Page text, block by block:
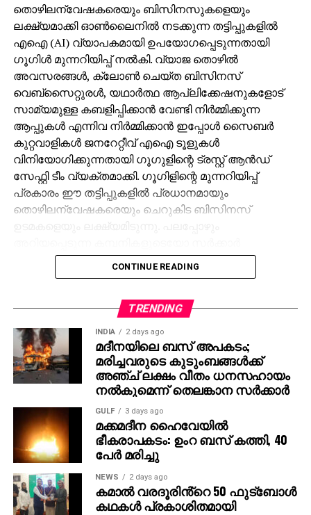
തൊഴിലന്വേഷകരെയും ബിസിനസുകളെയും
ലക്ഷ്യമാക്കി ഓണ്‍ലൈനില്‍ നടക്കുന്ന തട്ടിപ്പുകളില്‍
എഐ (AI) വ്യാപകമായി ഉപയോഗപ്പെടുന്നതായി
ഗൂഗിള്‍ മുന്നറിയിപ്പ് നല്‍കി. വ്യാജ തൊഴില്‍
അവസരങ്ങള്‍, ക്ലോണ്‍ ചെയ്ത ബിസിനസ്
വെബ്‌സൈറ്റുരള്‍, യഥാര്‍ത്ഥ ആപ്ലിക്കേഷനുകളോട്
സാമ്യമുള്ള കബളിപ്പിക്കാന്‍ വേണ്ടി നിര്‍മ്മിക്കുന്ന
ആപ്പുകള്‍ എന്നിവ നിര്‍മ്മിക്കാന്‍ ഇപ്പോള്‍ സൈബര്‍
കുറ്റവാളികള്‍ ജനറേറ്റീവ് എഐ ടൂളുകള്‍
വിനിയോഗിക്കുന്നതായി ഗൂഗുളിന്റെ ട്രസ്റ്റ് ആന്‍ഡ്
സേഫ്റ്റി ടീം വ്യക്തമാക്കി. ഗൂഗിളിന്റെ മുന്നറിയിപ്പ്
പ്രകാരം ഈ തട്ടിപ്പുകളില്‍ പ്രധാനമായും
തൊഴിലന്വേഷകരെയും ചെറുകിട ബിസിനസ്
ഏജന്‍സികളുടെയോ പേരില്‍ വ്യാജ ജോലി
ലിസ്റ്റിംഗുകള്‍ സൃഷ്ടിക്കപ്പെടുന്നു. ഇരകളോട്
പ്രോസസ്സിംഗ് ഫീസ് എന്ന പേരില്‍ പണം അടയ്ക്കാനും
ആവശ്യപ്പെടുന്നതാണ് സാധാരണ രീതി. ചിലര്‍
മാല്‍വെയര്‍ ഇന്‍സ്റ്റാള്‍ ചെയ്യാനോ ഡാറ്റ
മോഷ്ടിക്കാനോ ലക്ഷ്യമിട്ടുള്ള വ്യാജ അഭിമുഖ
സോഫ്റ്റ്‌വെയറുകളും അയക്കുന്നു. ഇത്തരം തട്ടിപ്പുകള്‍
വ്യക്തികള്‍ക്കും സ്ഥാപനങ്ങള്‍ക്കും ഗുരുതരമായ
ഭീഷണിയാണെന്ന് ഗൂഗിള്‍ മുന്നറിയിപ്പ് നല്‍കി.
നിയമാനുസൃത തൊഴിലുടമകള്‍ ഒരിക്കലും സാമ്പത്തിക
വിവരങ്ങളോ പേയ്‌മെന്റെ് ആവശ്യങ്ങളോ
ഉന്നയിക്കില്ലെന്നും ഉപയോക്താക്കള്‍ ഓണ്‍ലൈനില്‍
കൂടുതല്‍ ജാഗ്രത പാലിക്കണമെന്നും ഗൂഗിള്‍
വ്യക്തമാക്കി.
CONTINUE READING
TRENDING
INDIA 2 days ago
മദീനയിലെ ബസ് അപകടം;
മരിച്ചവരുടെ കുടുംബങ്ങള്‍ക്ക്
അഞ്ച് ലക്ഷം വീതം ധനസഹായം
നല്‍കുമെന്ന് തെലങ്കാന സര്‍ക്കാര്‍
GULF 3 days ago
മക്കമദീന ഹൈവേയില്‍
ഭീകരാപകടം: ഉംറ ബസ് കത്തി, 40
പേര്‍ മരിച്ചു
NEWS 2 days ago
കമാൽ വരദൂരിൻ്റെ 50 ഫുട്ബോൾ
കഥകൾ പ്രകാശിതമായി